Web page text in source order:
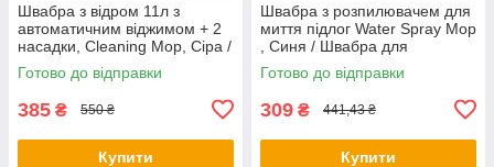
Швабра з відром 11л з
автоматичним віджимом + 2
насадки, Cleaning Mop, Сіра /
Складна швабра для миття
підлоги
Готово до відправки
385 ₴ 550 ₴
Купити
Швабра з розпилювачем для
миття підлог Water Spray Mop
, Синя / Швабра для
прибирання
Готово до відправки
309 ₴ 441,43 ₴
Купити